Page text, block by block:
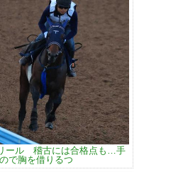
ール 稽古には合格点も…手
で胸を借りるつ